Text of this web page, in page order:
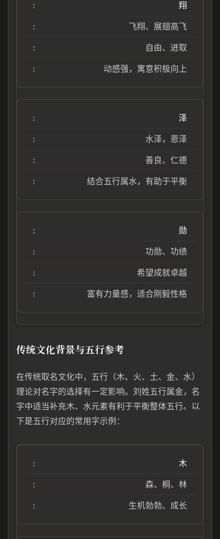
翔
飞翔、展翅高飞
自由、进取
动感强，寓意积极向上
泽
水泽，恩泽
善良、仁德
结合五行属水，有助于平衡
勋
功勋、功绩
希望成就卓越
富有力量感，适合刚毅性格
传统文化背景与五行参考
在传统取名文化中，五行（木、火、土、金、水）
理论对名字的选择有一定影响。刘姓五行属金，名
字中适当补充木、水元素有利于平衡整体五行。以
下是五行对应的常用字示例：
木
森、桐、林
生机勃勃、成长